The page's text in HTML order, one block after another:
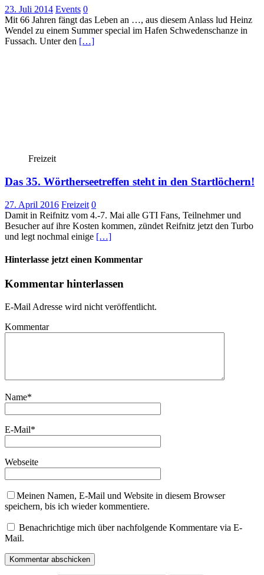
23. Juli 2014 Events 0
Mit 66 Jahren fängt das Leben an …, aus diesem Anlass lud Heinz
Wendel zu einem Summer special im Hafen Schwedenschanze in
Fussach. Unter den […]
Freizeit
Das 35. Wörtherseetreffen steht in den Startlöchern!
27. April 2016 Freizeit 0
Damit in Reifnitz vom 4.-7. Mai alle GTI Fans, Teilnehmer und
Besucher auf ihre Kosten kommen, zündet Reifnitz jetzt den Turbo
und legt nochmal einige […]
Hinterlasse jetzt einen Kommentar
Kommentar hinterlassen
E-Mail Adresse wird nicht veröffentlicht.
Kommentar
Name*
E-Mail*
Webseite
Meinen Namen, E-Mail und Website in diesem Browser
speichern, bis ich wieder kommentiere.
Benachrichtige mich über nachfolgende Kommentare via E-
Mail.